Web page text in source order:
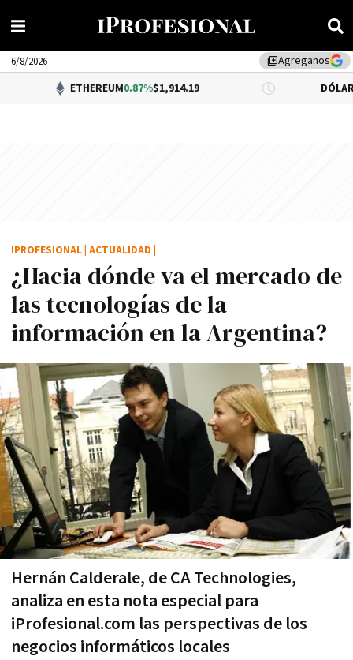
library_addAgreganos
6/8/2026
ETHEREUM0.87%$1,914.19 DÓLAR BNA 0.34%
¿Hacia dónde va el mercado de
las tecnologí­as de la
información en la Argentina?
Hernán Calderale, de CA Technologies,
analiza en esta nota especial para
iProfesional.com las perspectivas de los
negocios informáticos locales
IPROFESIONAL ACTUALIDAD